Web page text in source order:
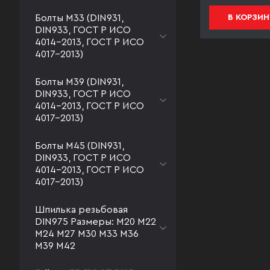
Болты М33 (DIN931,
DIN933, ГОСТ Р ИСО
4014-2013, ГОСТ Р ИСО
4017-2013)
Болты М39 (DIN931,
DIN933, ГОСТ Р ИСО
4014-2013, ГОСТ Р ИСО
4017-2013)
Болты М45 (DIN931,
DIN933, ГОСТ Р ИСО
4014-2013, ГОСТ Р ИСО
4017-2013)
Шпилька резьбовая
DIN975 Размеры: М20 М22
М24 М27 М30 М33 М36
М39 М42
В КОРЗИНУ В